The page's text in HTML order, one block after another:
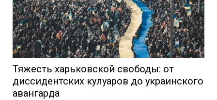
Тяжесть харьковской свободы: от
диссидентских кулуаров до украинского
авангарда